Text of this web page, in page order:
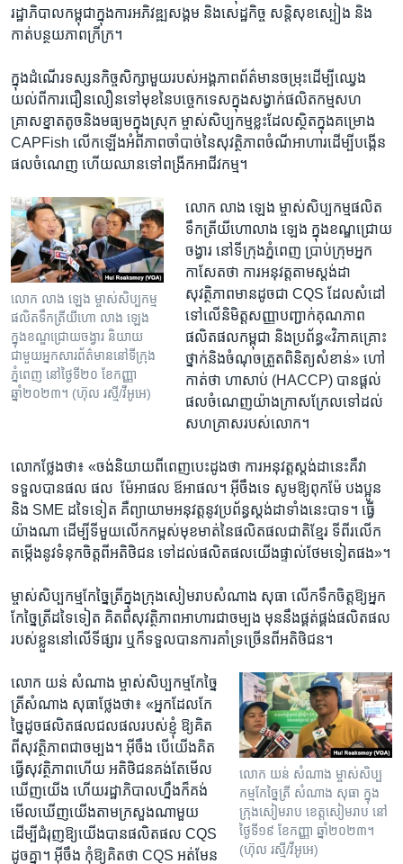
រដ្ឋាភិបាល​កម្ពុជា​ក្នុង​ការ​អភិវឌ្ឍ​សង្គម​ និង​សេដ្ឋកិច្ច​ សន្តិសុខ​ស្បៀង និង​
កាត់​បន្ថយ​ភាព​ក្រីក្រ​។​
ក្នុង​ដំណើរទស្សនកិច្ច​សិក្សាមួយ​របស់​អង្គភាព​ព័ត៌មានចម្រុះ​ដើម្បី​ឈ្វេង​
យល់​ពី​ការ​ជឿន​លឿន​ទៅ​មុខនៃ​បច្ចេកទេសក្នុង​សង្វាក់​ផលិតកម្ម​សហ
គ្រាស​ខ្នាតតូច​និង​មធ្យម​ក្នុង​ស្រុក​ ម្ចាស់​សិប្បកម្ម​ខ្លះ​ដែល​ស្ថិតក្នុង​គម្រោង​
CAPFish ​លើក​ឡើងអំពី​ភាព​ចាំបាច់​នៃ​សុវត្ថិភាព​ចំណីអាហារ​ដើម្បី​បង្កើន​
ផល​ចំណេញ​ ហើយ​ឈាន​ទៅ​ពង្រីក​អាជីវកម្ម។​
លោក លាង ឡេង ម្ចាស់​សិប្បកម្ម​
ផលិត​ទឹកត្រី​យីហោ លាង ឡេង
ក្នុង​ខណ្ឌ​ជ្រោយ​ចង្វារ និយាយ​
ជាមួយ​អ្នកសារព័ត៌មាន​នៅ​ទីក្រុង​
ភ្នំពេញ នៅ​ថ្ងៃទី​២០ ខែកញ្ញា
ឆ្នាំ២០២៣។ (ហ៊ុល រស្មី/វីអូអេ)
លោក លាង ឡេង ម្ចាស់​សិប្បកម្ម​ផលិត
ទឹកត្រី​យីហោ​លាង​ ឡេង ក្នុងខណ្ឌជ្រោយ​
ចង្វារ នៅទីក្រុង​ភ្នំពេញ​ ប្រាប់​ក្រុម​អ្នក
កាសែតថា ​ការអនុវត្តតាម​ស្តង់ដា​
សុវត្ថិភាព​មាន​ដូច​ជា​ CQS ​ដែល​សំដៅ
ទៅ​លើ​និមិត្ត​សញ្ញា​បញ្ជាក់​គុណភាព​
ផលិត​ផល​កម្ពុជា​ និង​ប្រព័ន្ធ​«វិភាគ​គ្រោះ​
ថ្នាក់​និង​ចំណុច​ត្រួត​ពិនិត្យ​សំខាន់»​ ហៅ​
កាត់​ថា​ ហាសាប់​ (HACCP)​ បានផ្តល់​
ផល​ចំណេញ​យ៉ាង​ក្រាស​ក្រែល​ទៅ​ដល់​
សហគ្រាស​របស់​លោក។​
លោក​ថ្លែង​ថា​៖ «​ចង់​និយាយ​ពី​ពេញ​បេះដូង​ថា ការ​អនុវត្ត​ស្តង់​ដា​នេះគឺវា​
ទទួល​បាន​ផល​ ផល​ ​ ម៉ែ​អាផល​ ឪអាផល​។ អ៊ីចឹង​ទេ​ សូម​ឱ្យ​ពុក​ម៉ែ បងប្អូន​
និង ​SME ដទៃ​ទៀត​ គឺ​ព្យាយាម​អនុវត្តនូវ​ប្រព័ន្ធ​ស្តង់​ដា​ទាំង​នេះបាទ​។​ ធ្វើ
យ៉ាងណា​ ដើម្បី​ទីមួយ​លើក​កម្ពស់​មុខ​មាត់នៃផលិត​ផល​ជាតិ​ខ្មែរ ទីពីរ​លើក
តម្កើង​នូវ​ទំនុក​ចិត្ត​ពី​អតិថិជន​ ទៅ​ដល់​ផលិត​ផល​យើង​ផ្ទាល់​ថែម​ទៀត​ផង​»។
ម្ចាស់​សិប្បកម្ម​កែច្នៃ​ត្រី​ក្នុង​ក្រុង​សៀមរាប​សំណាង​ សុធា​ លើកទឹកចិត្ត​ឱ្យ​អ្នក​
កែច្នៃ​ត្រី​ដទៃ​ទៀត​ គិត​ពី​សុវត្ថិភាព​អាហារ​ជា​ចម្បង​ មុន​នឹង​ផ្គត់​ផ្គង់​ផលិតផល​
របស់​ខ្លួន​នៅ​លើ​ទីផ្សារ​ ឬ​ក៏​ទទួល​បាន​ការ​គាំទ្រច្រើន​ពី​អតិថិជន​។
លោក យន់ សំណាង ម្ចាស់​សិប្ប
កម្ម​កែច្នៃ​ត្រី​ សំណាង សុធា ក្នុង​
ក្រុង​សៀមរាប ខេត្ត​សៀមរាប នៅ​
ថ្ងៃទី​១៩ ខែកញ្ញា ឆ្នាំ២០២៣។
(ហ៊ុល រស្មី/វីអូអេ)
លោក យន់ សំណាង​ ម្ចាស់​សិប្បកម្ម​កែច្នៃ​
ត្រីសំណាង​ សុធាថ្លែងថា៖ «អ្នកដែល​កែ​
ច្នៃ​ដូចផលិតផល​ជលផល​របស់​ខ្ញុំ​ ឱ្យ​គិត​
ពីសុវត្ថិភាព​ជា​ចម្បង​។ អ៊ីចឹង​ បើយើង​គិត​
ធ្វើសុវត្ថិភាព​ហើយ​ អតិថិជន​គង់តែ​មើល
ឃើញ​យើង ​ហើយ​រដ្ឋាភិបាលហ្នឹងក៏គង់​
មើល​ឃើញ​យើង​តាម​ក្រសួង​ណាមួយ​
ដើម្បី​ជំរុញ​ឱ្យ​យើង​បាន​ផលិតផល​ CQS
ដូចគ្នា។ អ៊ីចឹង​ កុំ​ឱ្យគិត​ថា CQS អត់មែន​